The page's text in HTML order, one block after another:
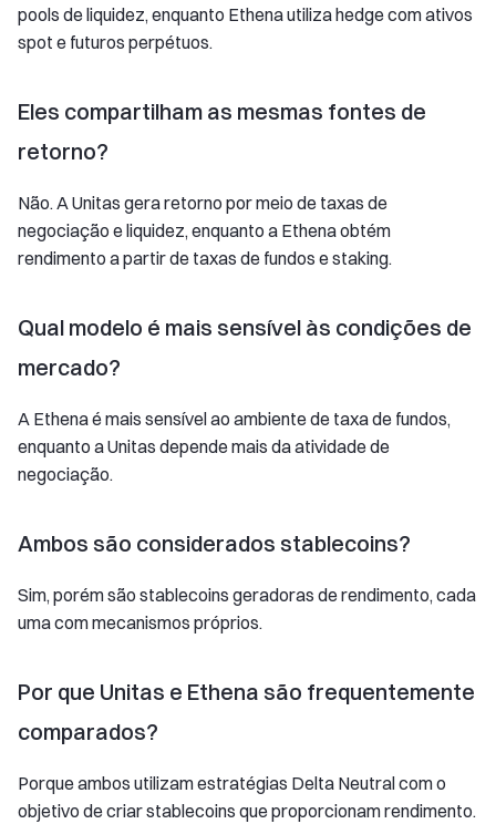
pools de liquidez, enquanto Ethena utiliza hedge com ativos
spot e futuros perpétuos.
Eles compartilham as mesmas fontes de
retorno?
Não. A Unitas gera retorno por meio de taxas de
negociação e liquidez, enquanto a Ethena obtém
rendimento a partir de taxas de fundos e staking.
Qual modelo é mais sensível às condições de
mercado?
A Ethena é mais sensível ao ambiente de taxa de fundos,
enquanto a Unitas depende mais da atividade de
negociação.
Ambos são considerados stablecoins?
Sim, porém são stablecoins geradoras de rendimento, cada
uma com mecanismos próprios.
Por que Unitas e Ethena são frequentemente
comparados?
Porque ambos utilizam estratégias Delta Neutral com o
objetivo de criar stablecoins que proporcionam rendimento.